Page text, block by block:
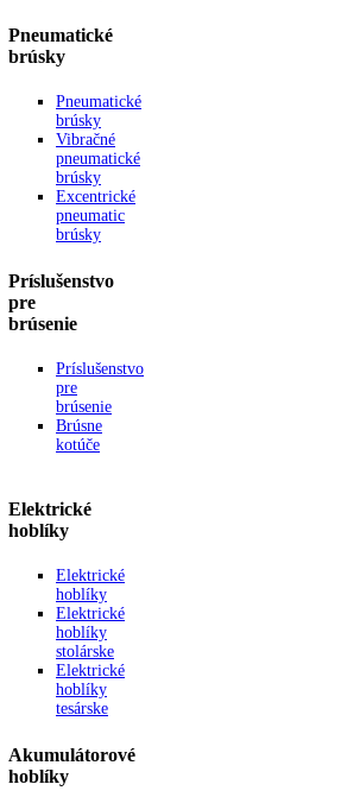
Pneumatické
brúsky
Pneumatické
brúsky
Vibračné
pneumatické
brúsky
Excentrické
pneumatic
brúsky
Príslušenstvo
pre
brúsenie
Príslušenstvo
pre
brúsenie
Brúsne
kotúče
Elektrické
hoblíky
Elektrické
hoblíky
Elektrické
hoblíky
stolárske
Elektrické
hoblíky
tesárske
Akumulátorové
hoblíky